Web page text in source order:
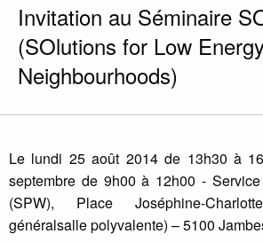
Invitation au Séminaire
(SOlutions for Low
Neighbourhoods)
Le lundi 25 août 2014 de 13h30 à
septembre de 9h00 à 12h00 -
(SPW), Place Joséphine-
généralsalle polyvalente) – 5100